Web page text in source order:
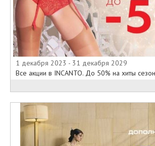
1 декабря 2023 - 31 декабря 2029
Все акции в INCANTO. До 50% на хиты